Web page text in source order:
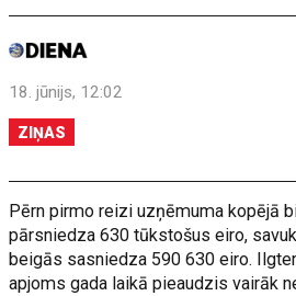
18. jūnijs, 12:02
ZIŅAS
Pērn pirmo reizi uzņēmuma kopējā
pārsniedza 630 tūkstošus eiro,
beigās sasniedza 590 630 eiro.
apjoms gada laikā pieaudzis vairāk